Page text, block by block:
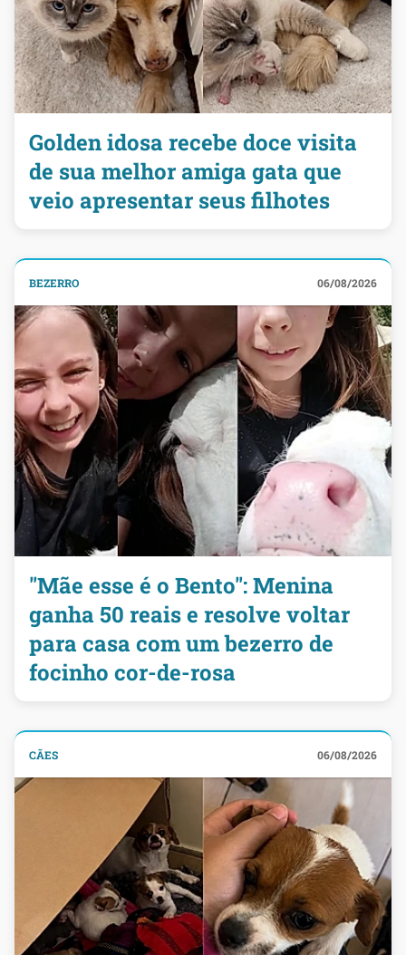
Golden idosa recebe doce visita
de sua melhor amiga gata que
veio apresentar seus filhotes
BEZERRO 06/08/2026
"Mãe esse é o Bento": Menina
ganha 50 reais e resolve voltar
para casa com um bezerro de
focinho cor-de-rosa
CÃES 06/08/2026